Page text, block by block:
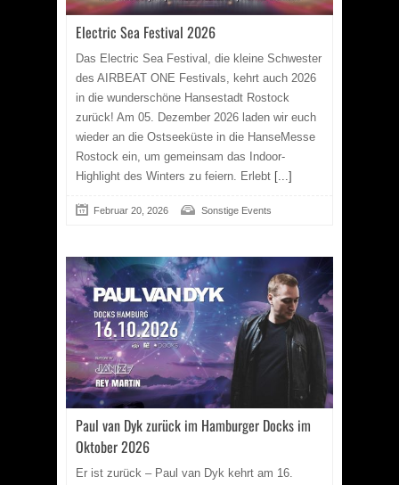
Electric Sea Festival 2026
Das Electric Sea Festival, die kleine Schwester
des AIRBEAT ONE Festivals, kehrt auch 2026
in die wunderschöne Hansestadt Rostock
zurück! Am 05. Dezember 2026 laden wir euch
wieder an die Ostseeküste in die HanseMesse
Rostock ein, um gemeinsam das Indoor-
Highlight des Winters zu feiern. Erlebt [...]
Februar 20, 2026 Sonstige Events
Paul van Dyk zurück im Hamburger Docks im
Oktober 2026
Er ist zurück – Paul van Dyk kehrt am 16.